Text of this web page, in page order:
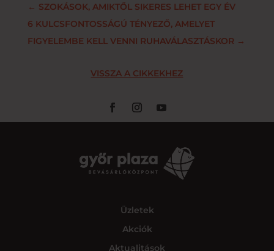
← SZOKÁSOK, AMIKTŐL SIKERES LEHET EGY ÉV
6 KULCSFONTOSSÁGÚ TÉNYEZŐ, AMELYET
FIGYELEMBE KELL VENNI RUHAVÁLASZTÁSKOR →
VISSZA A CIKKEKHEZ
Üzletek
Akciók
Aktualitások